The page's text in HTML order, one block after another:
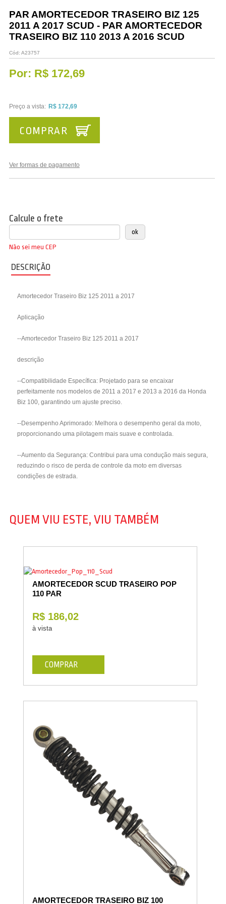
Promoções
PAR AMORTECEDOR TRASEIRO BIZ 125
2011 A 2017 SCUD - PAR AMORTECEDOR
TRASEIRO BIZ 110 2013 A 2016 SCUD
Cód: A23757
Por: R$ 172,69
Preço a vista: R$ 172,69
Ver formas de pagamento
COMPRAR
Calcule o frete
Não sei meu CEP
DESCRIÇÃO
Amortecedor Traseiro Biz 125 2011 a 2017
Aplicação
--Amortecedor Traseiro Biz 125 2011 a 2017
descrição
--Compatibilidade Específica: Projetado para se encaixar
perfeitamente nos modelos de 2011 a 2017 e 2013 a 2016 da Honda
Biz 100, garantindo um ajuste preciso.
--Desempenho Aprimorado: Melhora o desempenho geral da moto,
proporcionando uma pilotagem mais suave e controlada.
--Aumento da Segurança: Contribui para uma condução mais segura,
reduzindo o risco de perda de controle da moto em diversas
condições de estrada.
QUEM VIU ESTE, VIU TAMBÉM
AMORTECEDOR SCUD TRASEIRO POP
110 PAR
R$ 186,02
à vista
COMPRAR
AMORTECEDOR TRASEIRO BIZ 100